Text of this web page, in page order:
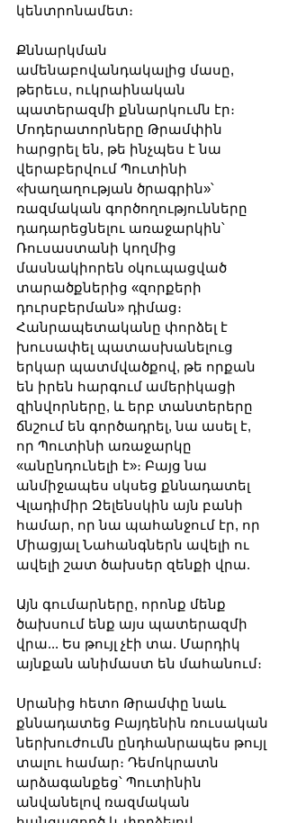
կենտրոնամետ։
Քննարկման
ամենաբովանդակալից մասը,
թերեւս, ուկրաինական
պատերազմի քննարկումն էր։
Մոդերատորները Թրամփին
հարցրել են, թե ինչպես է նա
վերաբերվում Պուտինի
«խաղաղության ծրագրին»՝
ռազմական գործողությունները
դադարեցնելու առաջարկին՝
Ռուսաստանի կողմից
մասնակիորեն օկուպացված
տարածքներից «զորքերի
դուրսբերման» դիմաց։
Հանրապետականը փորձել է
խուսափել պատասխանելուց
երկար պատմվածքով, թե որքան
են իրեն հարգում ամերիկացի
զինվորները, և երբ տանտերերը
ճնշում են գործադրել, նա ասել է,
որ Պուտինի առաջարկը
«անընդունելի է»։ Բայց նա
անմիջապես սկսեց քննադատել
Վլադիմիր Զելենսկին այն բանի
համար, որ նա պահանջում էր, որ
Միացյալ Նահանգներն ավելի ու
ավելի շատ ծախսեր զենքի վրա.
Այն գումարները, որոնք մենք
ծախսում ենք այս պատերազմի
վրա... Ես թույլ չէի տա. Մարդիկ
այնքան անիմաստ են մահանում։
Սրանից հետո Թրամփը նաև
քննադատեց Բայդենին ռուսական
ներխուժումն ընդհանրապես թույլ
տալու համար։ Դեմոկրատն
արձագանքեց՝ Պուտինին
անվանելով ռազմական